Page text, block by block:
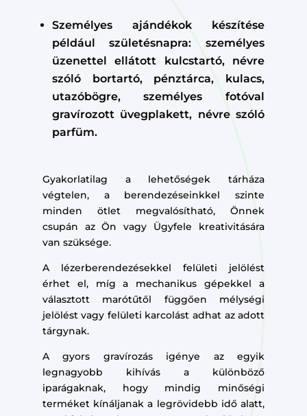
Személyes ajándékok készítése
például születésnapra: személyes
üzenettel ellátott kulcstartó, névre
szóló bortartó, pénztárca, kulacs,
utazóbögre, személyes fotóval
gravírozott üvegplakett, névre szóló
parfüm.
Gyakorlatilag a lehetőségek tárháza
végtelen, a berendezéseinkkel szinte
minden ötlet megvalósítható, Önnek
csupán az Ön vagy Ügyfele kreativitására
van szüksége.
A lézerberendezésekkel felületi jelölést
érhet el, míg a mechanikus gépekkel a
választott marótűtől függően mélységi
jelölést vagy felületi karcolást adhat az adott
tárgynak.
A gyors gravírozás igénye az egyik
legnagyobb kihívás a különböző
iparágaknak, hogy mindig minőségi
terméket kínáljanak a legrövidebb idő alatt,